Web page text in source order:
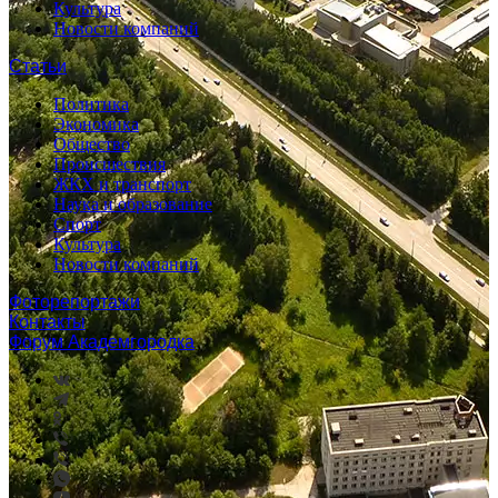
Культура
Новости компаний
Статьи
Политика
Экономика
Общество
Происшествия
ЖКХ и транспорт
Наука и образование
Спорт
Культура
Новости компаний
Фоторепортажи
Контакты
Форум Академгородка